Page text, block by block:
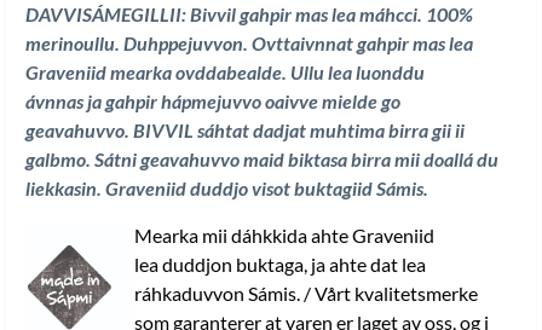
DAVVISÁMEGILLII: Bivvil gahpir mas lea máhcci. 100%
merinoullu. Duhppejuvvon. Ovttaivnnat gahpir mas lea
Graveniid mearka ovddabealde. Ullu lea luonddu
ávnnas ja gahpir hápmejuvvo oaivve mielde go
geavahuvvo. BIVVIL sáhtat dadjat muhtima birra gii ii
galbmo. Sátni geavahuvvo maid biktasa birra mii doallá du
liekkasin. Graveniid duddjo visot buktagiid Sámis
Mearka mii dáhkkida ahte Graveniid
lea duddjon buktaga, ja ahte dat lea
ráhkaduvvon Sámis. / Vårt kvalitetsmerke
som garanterer at varen er laget av oss, og i